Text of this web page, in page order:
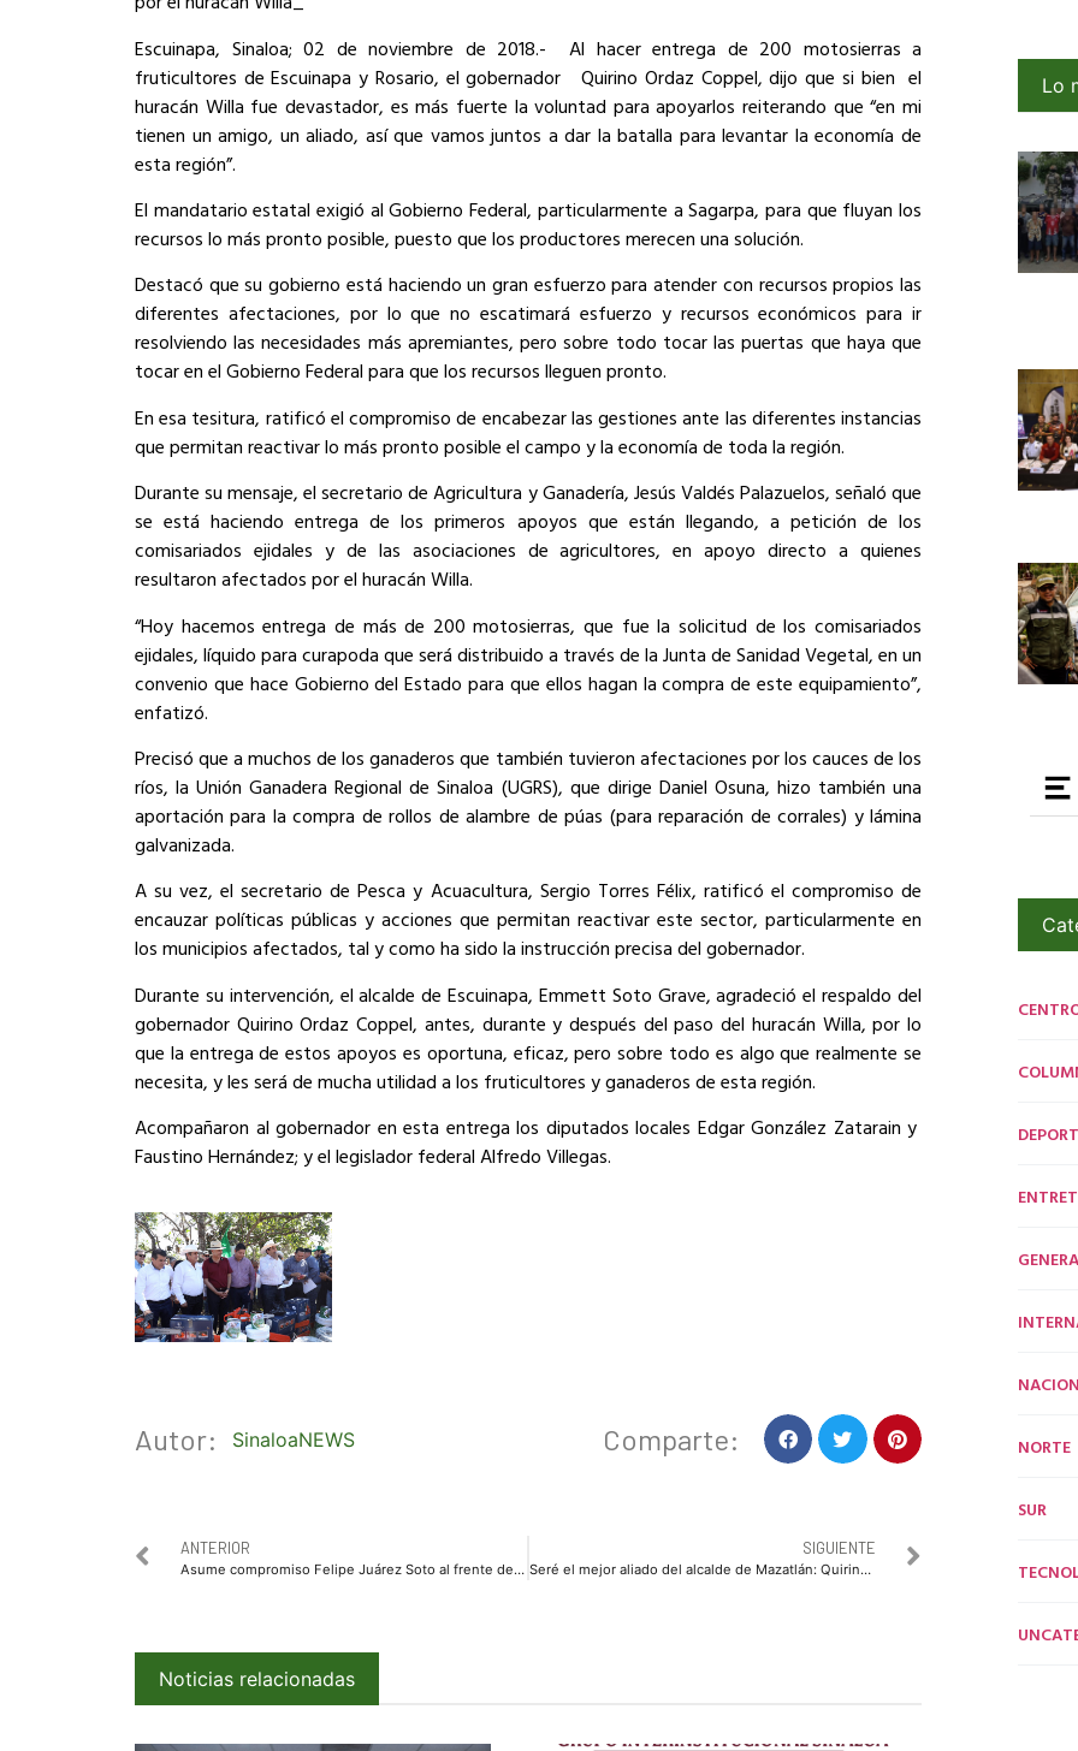
Escuinapa, Sinaloa; 02 de noviembre de 2018.-
Al hacer entrega de 200 motosierras a
fruticultores de Escuinapa y Rosario, el gobernador
Quirino Ordaz Coppel, dijo que si bien el
huracán Willa fue devastador, es más fuerte la voluntad para apoyarlos reiterando que “en mi
tienen un amigo, un aliado, así que vamos juntos a dar la batalla para levantar la economía de
esta región”.
El mandatario estatal exigió al Gobierno Federal, particularmente a Sagarpa, para que fluyan los
recursos lo más pronto posible, puesto que los productores merecen una solución.
Destacó que su gobierno está haciendo un gran esfuerzo para atender con recursos propios las
diferentes afectaciones, por lo que no escatimará esfuerzo y recursos económicos para ir
resolviendo las necesidades más apremiantes, pero sobre todo tocar las puertas que haya que
tocar en el Gobierno Federal para que los recursos lleguen pronto.
En esa tesitura, ratificó el compromiso de encabezar las gestiones ante las diferentes instancias
que permitan reactivar lo más pronto posible el campo y la economía de toda la región.
Durante su mensaje, el secretario de Agricultura y Ganadería, Jesús Valdés Palazuelos, señaló que
se está haciendo entrega de los primeros apoyos que están llegando, a petición de los
comisariados ejidales y de las asociaciones de agricultores, en apoyo directo a quienes
resultaron afectados por el huracán Willa.
“Hoy hacemos entrega de más de 200 motosierras, que fue la solicitud de los comisariados
ejidales, líquido para curapoda que será distribuido a través de la Junta de Sanidad Vegetal, en un
convenio que hace Gobierno del Estado para que ellos hagan la compra de este equipamiento”,
enfatizó.
Precisó que a muchos de los ganaderos que también tuvieron afectaciones por los cauces de los
ríos, la Unión Ganadera Regional de Sinaloa (UGRS), que dirige Daniel Osuna, hizo también una
aportación para la compra de rollos de alambre de púas (para reparación de corrales) y lámina
galvanizada.
A su vez, el secretario de Pesca y Acuacultura, Sergio Torres Félix, ratificó el compromiso de
encauzar políticas públicas y acciones que permitan reactivar este sector, particularmente en
los municipios afectados, tal y como ha sido la instrucción precisa del gobernador.
Durante su intervención, el alcalde de Escuinapa, Emmett Soto Grave, agradeció el respaldo del
gobernador Quirino Ordaz Coppel, antes, durante y después del paso del huracán Willa, por lo
que la entrega de estos apoyos es oportuna, eficaz, pero sobre todo es algo que realmente se
necesita, y les será de mucha utilidad a los fruticultores y ganaderos de esta región.
Acompañaron al gobernador en esta entrega los diputados locales Edgar González Zatarain y
Faustino Hernández; y el legislador federal Alfredo Villegas.
Autor: SinaloaNEWS Comparte:
ANTERIOR
Asume compromiso Felipe Juárez Soto al frente del deporte
SIGUIENTE
Seré el mejor aliado del alcalde de Mazatlán: Quirino Ordaz
Noticias relacionadas
Lo
NORTE
SUR